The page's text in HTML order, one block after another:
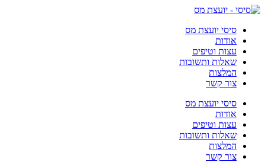
סיסי יועצת מס
אודות
עצות וטיפים
שאלות ותשובות
המלצות
צור קשר
סיסי יועצת מס
אודות
עצות וטיפים
שאלות ותשובות
המלצות
צור קשר